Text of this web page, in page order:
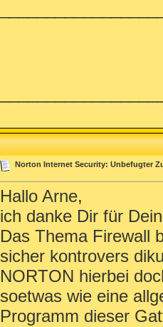
Norton Internet Security: Unbefugter
Hallo Arne,
ich danke Dir für
Das Thema Firewall
sicher kontrovers
NORTON hierbei
soetwas wie eine
Programm dieser